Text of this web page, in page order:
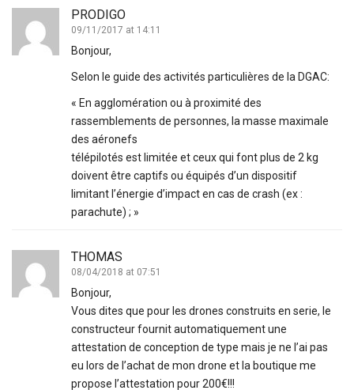
PRODIGO
09/11/2017 at 14:11
Bonjour,
Selon le guide des activités particulières de la DGAC:
« En agglomération ou à proximité des
rassemblements de personnes, la masse maximale
des aéronefs
télépilotés est limitée et ceux qui font plus de 2 kg
doivent être captifs ou équipés d’un dispositif
limitant l’énergie d’impact en cas de crash (ex :
parachute) ; »
THOMAS
08/04/2018 at 07:51
Bonjour,
Vous dites que pour les drones construits en serie, le
constructeur fournit automatiquement une
attestation de conception de type mais je ne l’ai pas
eu lors de l’achat de mon drone et la boutique me
propose l’attestation pour 200€!!!